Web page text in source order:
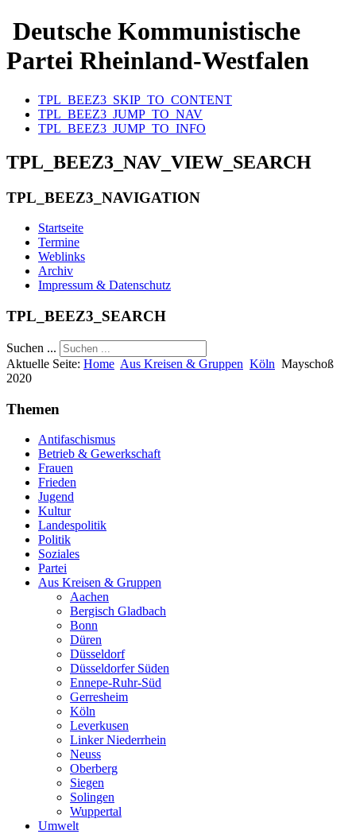
Deutsche Kommunistische
Partei Rheinland-Westfalen
TPL_BEEZ3_SKIP_TO_CONTENT
TPL_BEEZ3_JUMP_TO_NAV
TPL_BEEZ3_JUMP_TO_INFO
TPL_BEEZ3_NAV_VIEW_SEARCH
TPL_BEEZ3_NAVIGATION
Startseite
Termine
Weblinks
Archiv
Impressum & Datenschutz
TPL_BEEZ3_SEARCH
Suchen ...
Aktuelle Seite: Home Aus Kreisen & Gruppen Köln Mayschoß
2020
Themen
Antifaschismus
Betrieb & Gewerkschaft
Frauen
Frieden
Jugend
Kultur
Landespolitik
Politik
Soziales
Partei
Aus Kreisen & Gruppen
Aachen
Bergisch Gladbach
Bonn
Düren
Düsseldorf
Düsseldorfer Süden
Ennepe-Ruhr-Süd
Gerresheim
Köln
Leverkusen
Linker Niederrhein
Neuss
Oberberg
Siegen
Solingen
Wuppertal
Umwelt